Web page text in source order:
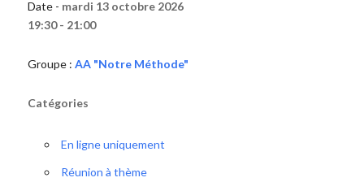
Date - mardi 13 octobre 2026
19:30 - 21:00
Groupe : AA "Notre Méthode"
Catégories
En ligne uniquement
Réunion à thème